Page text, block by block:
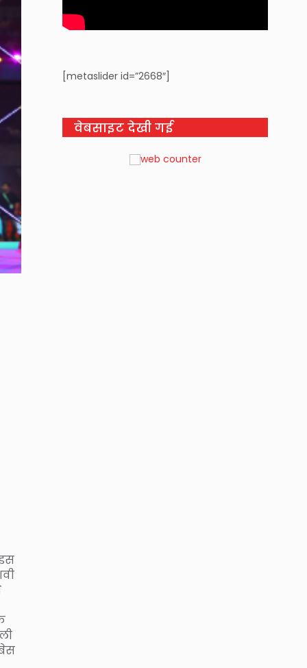
[metaslider id=”2668″]
वेबसाइट देखी गई